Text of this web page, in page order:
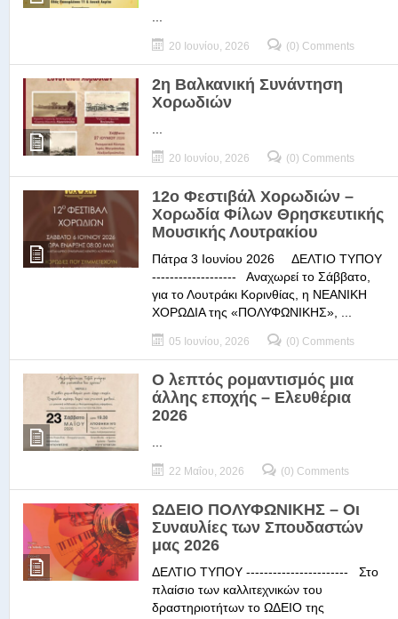
20 Ιουνίου, 2026 (0) Comments
2η Βαλκανική Συνάντηση
Χορωδιών
20 Ιουνίου, 2026 (0) Comments
12ο Φεστιβάλ Χορωδιών –
Χορωδία Φίλων Θρησκευτικής
Μουσικής Λουτρακίου
Πάτρα 3 Ιουνίου 2026 ΔΕΛΤΙΟ ΤΥΠΟΥ
------------------- Αναχωρεί το Σάββατο,
για το Λουτράκι Κορινθίας, η ΝΕΑΝΙΚΗ
ΧΟΡΩΔΙΑ της «ΠΟΛΥΦΩΝΙΚΗΣ», ...
05 Ιουνίου, 2026 (0) Comments
Ο λεπτός ρομαντισμός μια
άλλης εποχής – Ελευθέρια
2026
22 Μαΐου, 2026 (0) Comments
ΩΔΕΙΟ ΠΟΛΥΦΩΝΙΚΗΣ – Οι
Συναυλίες των Σπουδαστών
μας 2026
ΔΕΛΤΙΟ ΤΥΠΟΥ ----------------------- Στο
πλαίσιο των καλλιτεχνικών του
δραστηριοτήτων το ΩΔΕΙΟ της